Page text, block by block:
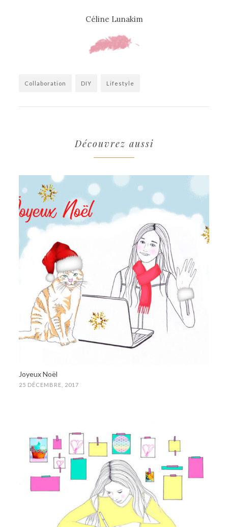
Céline Lunakim
Collaboration DIY Lifestyle
Découvrez aussi
Joyeux Noël
25 DÉCEMBRE, 2017